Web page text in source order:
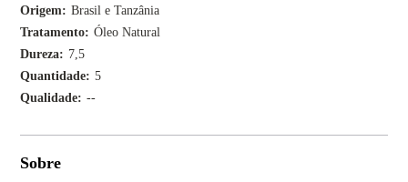
Origem
Brasil e Tanzânia
Tratamento
Óleo Natural
Dureza
7,5
Quantidade
5
Qualidade
--
Sobre